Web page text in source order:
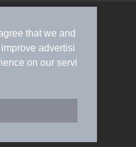
that we and
advertisi
on our servi
広告出稿のご案内
ルMEMBERS+規約
記
ヘルプ
採用情報